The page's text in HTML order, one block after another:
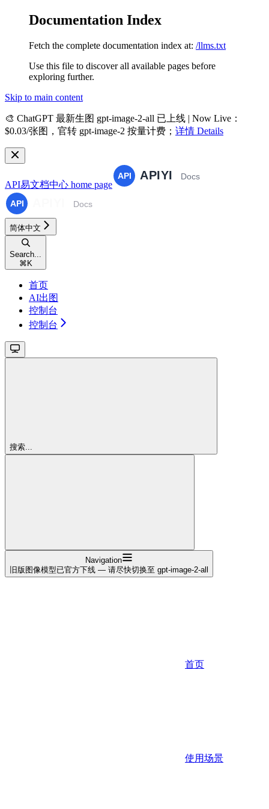
Documentation Index
Fetch the complete documentation index at: /llms.txt
Use this file to discover all available pages before
exploring further.
Skip to main content
🎨 ChatGPT 最新生图 gpt-image-2-all 已上线 | Now Live ：
$0.03/张图，官转 gpt-image-2 按量计费； 详情 Details
API易文档中心 home page
简体中文
Search...
⌘ K
首页
AI出图
控制台
控制台
搜索...
Navigation
旧版图像模型已官方下线 — 请尽快切换至 gpt-image-2-all
首页
使用场景